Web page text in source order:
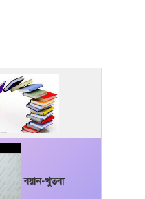
বয়ান-খুতবা